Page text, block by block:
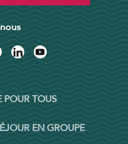
POUR TOUS
EN GROUPE